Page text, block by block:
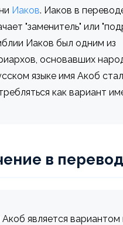
Иаков. Иаков в
"заменитель" или
Иаков был одним из
основавших
языке имя Акоб
как вариант
в
является вариантом